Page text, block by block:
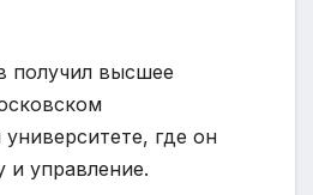
получил высшее
где он
и управление.